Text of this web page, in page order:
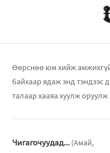
Өөрснөө юм хийж амжихгүй
байхаар ядаж энд тэндээс
талаар хааяа хуулж
Чигагочуудад... (Амай,